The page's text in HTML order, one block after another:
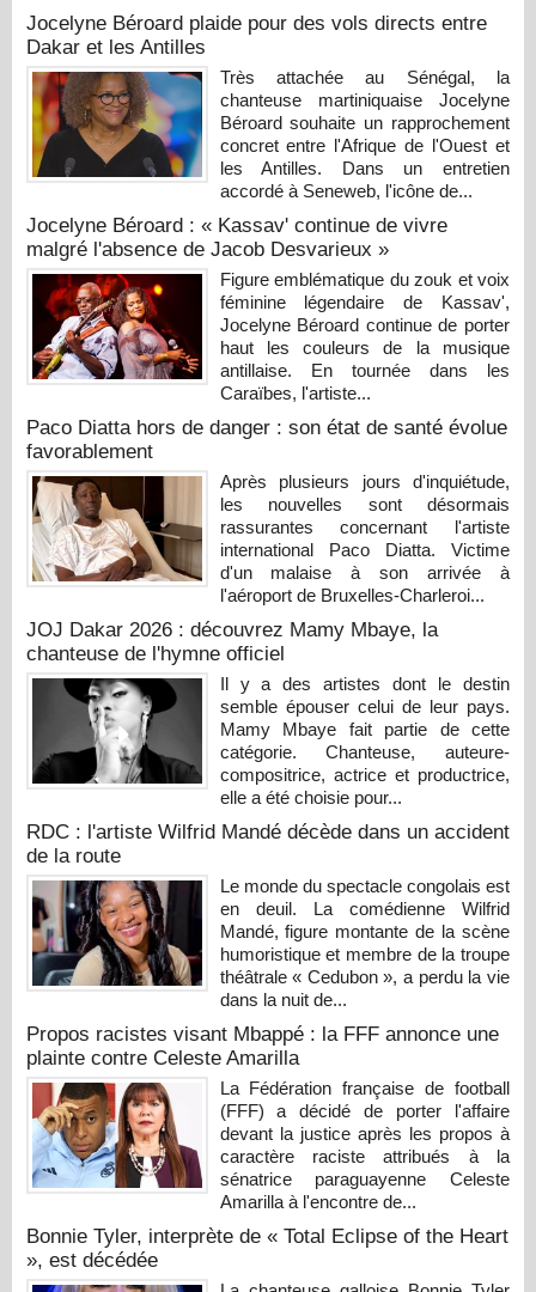
Jocelyne Béroard plaide pour des vols directs entre
Dakar et les Antilles
Très attachée au Sénégal, la
chanteuse martiniquaise Jocelyne
Béroard souhaite un rapprochement
concret entre l'Afrique de l'Ouest et
les Antilles. Dans un entretien
accordé à Seneweb, l'icône de...
Jocelyne Béroard : « Kassav' continue de vivre
malgré l'absence de Jacob Desvarieux »
Figure emblématique du zouk et voix
féminine légendaire de Kassav',
Jocelyne Béroard continue de porter
haut les couleurs de la musique
antillaise. En tournée dans les
Caraïbes, l'artiste...
Paco Diatta hors de danger : son état de santé évolue
favorablement
Après plusieurs jours d'inquiétude,
les nouvelles sont désormais
rassurantes concernant l'artiste
international Paco Diatta. Victime
d'un malaise à son arrivée à
l'aéroport de Bruxelles-Charleroi...
JOJ Dakar 2026 : découvrez Mamy Mbaye, la
chanteuse de l'hymne officiel
Il y a des artistes dont le destin
semble épouser celui de leur pays.
Mamy Mbaye fait partie de cette
catégorie. Chanteuse, auteure-
compositrice, actrice et productrice,
elle a été choisie pour...
RDC : l'artiste Wilfrid Mandé décède dans un accident
de la route
Le monde du spectacle congolais est
en deuil. La comédienne Wilfrid
Mandé, figure montante de la scène
humoristique et membre de la troupe
théâtrale « Cedubon », a perdu la vie
dans la nuit de...
Propos racistes visant Mbappé : la FFF annonce une
plainte contre Celeste Amarilla
La Fédération française de football
(FFF) a décidé de porter l'affaire
devant la justice après les propos à
caractère raciste attribués à la
sénatrice paraguayenne Celeste
Amarilla à l'encontre de...
Bonnie Tyler, interprète de « Total Eclipse of the Heart
», est décédée